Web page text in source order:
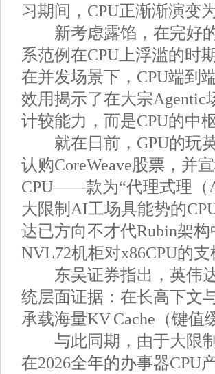
习期间，CPU正渐渐演变
新考虑露馅，在完好的
系范例在CPU上浮滥的时
在并发场景下，CPU端到
效用揭示了在大宗Agentic
计较能力，而是CPU的中
就在日前，GPU的玩英
认购CoreWeave股票，并
CPU——款为“代理式理（
大限制AI工场具能势的
达已方向不才代Rubin架
NVL72机柜对x86CPU的支
东吴证券指出，英伟达
统层面证据：在长高下文
承载海量KV Cache（键值
与此同期，由于大限制
在2026全年的办事器CPU